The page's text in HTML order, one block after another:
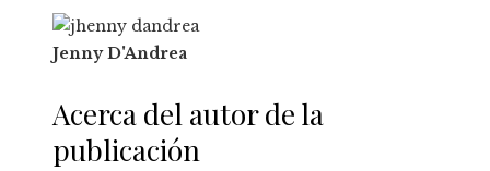
Jenny D'Andrea
Acerca del autor de la
publicación